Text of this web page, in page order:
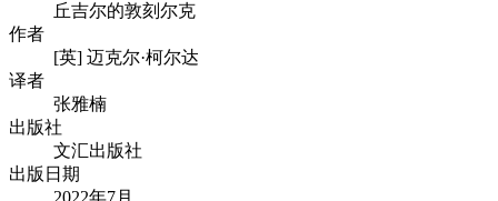
丘吉尔的敦刻尔克
作者
[英] 迈克尔·柯尔达
译者
张雅楠
出版社
文汇出版社
出版日期